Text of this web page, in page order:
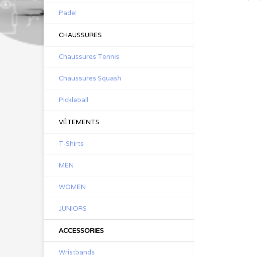
Padel
CHAUSSURES
Chaussures Tennis
Chaussures Squash
Pickleball
VÊTEMENTS
T-Shirts
MEN
WOMEN
JUNIORS
ACCESSORIES
Wristbands